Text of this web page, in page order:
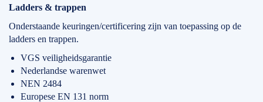
Ladders & trappen
Onderstaande keuringen/certificering zijn van toepassing op de
ladders en trappen.
VGS veiligheidsgarantie
Nederlandse warenwet
NEN 2484
Europese EN 131 norm